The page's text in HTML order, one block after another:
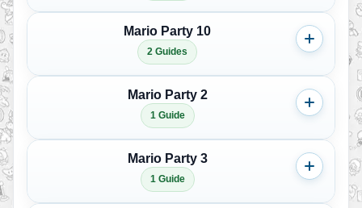
Mario Party 10
2 Guides
Mario Party 2
1 Guide
Mario Party 3
1 Guide